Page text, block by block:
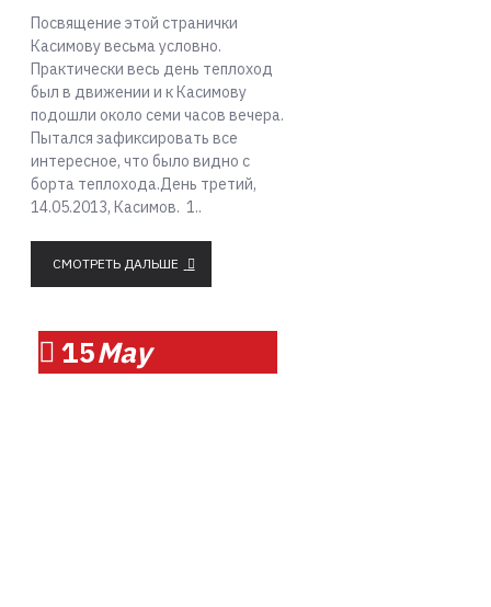
Посвящение этой странички
Касимову весьма условно.
Практически весь день теплоход
был в движении и к Касимову
подошли около семи часов вечера.
Пытался зафиксировать все
интересное, что было видно с
борта теплохода.День третий,
14.05.2013, Касимов. 1..
СМОТРЕТЬ ДАЛЬШЕ
15May